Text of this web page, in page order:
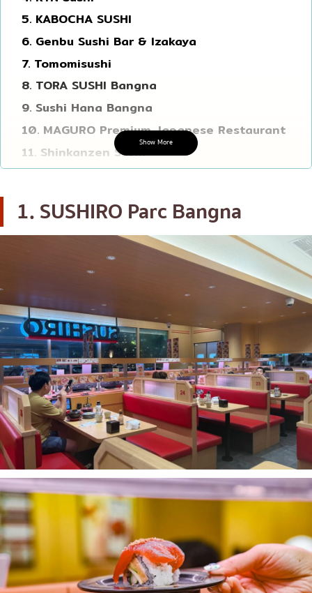
โอโคโนมิยากิ/เทปปันยากิ
ด้ง (ข้าวหน้าต่างๆ)
บุฟเฟต์
มิชลิน
สเต็ก
ของทอดเสียบไม้
ของย่างเสียบไม้/เครื่องในย่าง
ร้านอาหารญี่ปุ่นแบบดั้งเดิม
อาหารชุด/อาหารญี่ปุ่นสไตล์โฮมคุกกิ้ง
เบนโตะ/บริการส่งอาหารญี่ปุ่น
บางนา
นานา
อุดมสุข
ศรีราชา
ไอคอนสยาม
เชียงใหม่
ลาดพร้าว
ปทุมธานี
สมุทรสาคร
ภูเก็ต
พัทยา
ธนิยะ
พระราม 3
พระราม4
อื่นๆ
5. KABOCHA SUSHI
6. Genbu Sushi Bar & Izakaya
7. Tomomisushi
8. TORA SUSHI Bangna
9. Sushi Hana Bangna
10. MAGURO Premium Japanese Restaurant
11. Shinkanzen Sushi
12. Nagasaki Sushi
14. Kaiwanbansushi Bangna
15. Toomsushi Central Bangna
Show More
1. SUSHIRO Parc Bangna